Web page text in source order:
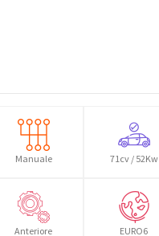
Manuale 71cv / 52Kw
Anteriore EURO6